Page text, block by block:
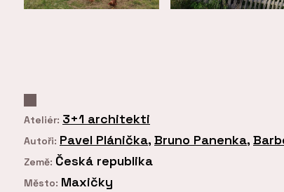
Ateliér: 3+1 architekti
Autoři: Pavel Plánička, Bruno Panenka,
Země: Česká republika
Město: Maxičky